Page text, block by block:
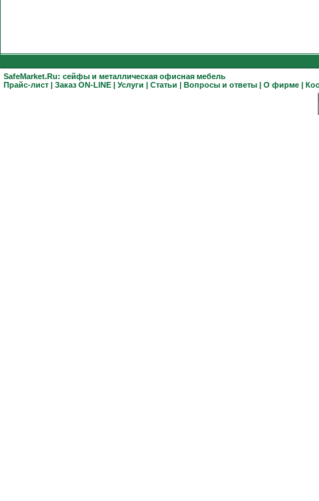
SafeMarket.Ru: сейфы и металлическая офисная мебель
Прайс-лист | Заказ ON-LINE | Услуги | Статьи | Вопросы и ответы | О фирме |